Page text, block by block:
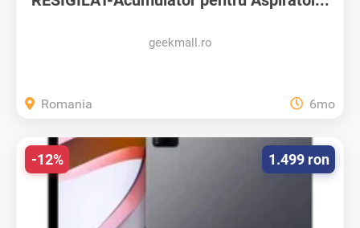
geekmall.ro
Romania 6mo
1.499 ron
-12%